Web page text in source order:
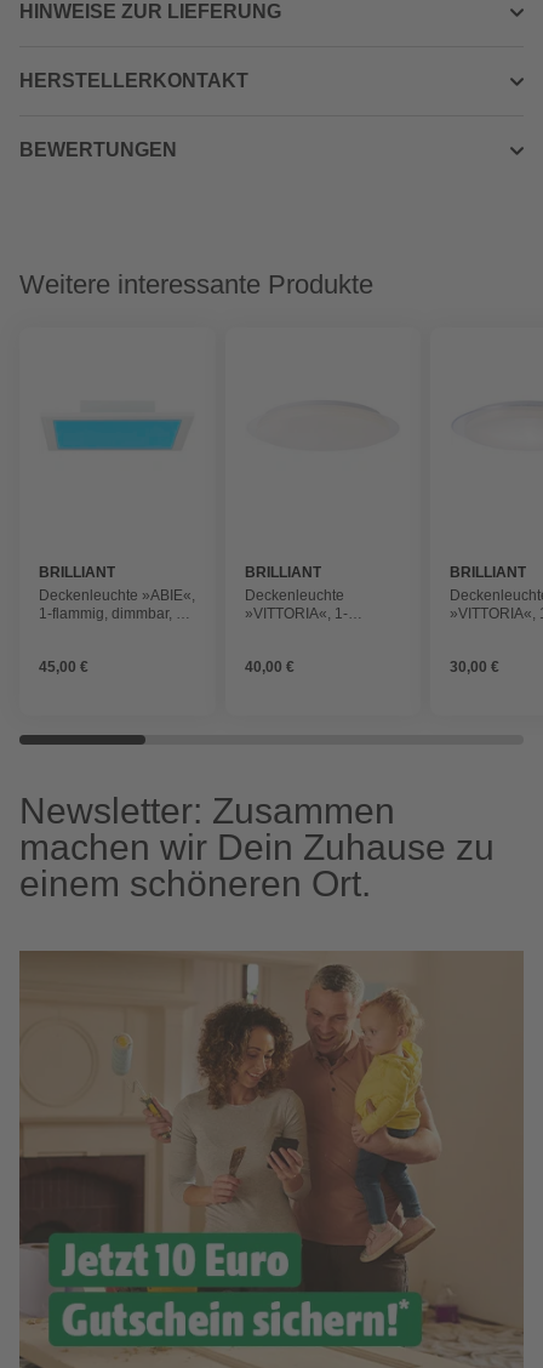
HINWEISE ZUR LIEFERUNG
HERSTELLERKONTAKT
BEWERTUNGEN
Weitere interessante Produkte
BRILLIANT
Deckenleuchte »ABIE«,
1-flammig, dimmbar, 18
mm, IP 20
45,00 €
BRILLIANT
Deckenleuchte
»VITTORIA«, 1-
mm, IP 20
40,00 €
BRILLIANT
»VITTORIA«,
mm, IP 20
30,00 €
Newsletter: Zusammen
machen wir Dein Zuhause zu
einem schöneren Ort.